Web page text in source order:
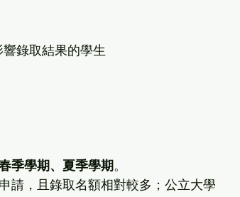
錄取結果的學生
季學期、夏季學期。
請，且錄取名額相對較多；公立大學